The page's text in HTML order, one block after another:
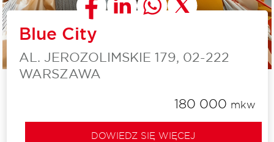
Blue City
AL. JEROZOLIMSKIE 179, 02-222
WARSZAWA
180 000 mkw
DOWIEDZ SIĘ WIĘCEJ